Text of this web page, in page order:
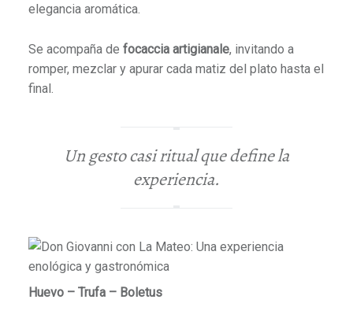
elegancia aromática.
Se acompaña de focaccia artigianale, invitando a
romper, mezclar y apurar cada matiz del plato hasta el
final.
Un gesto casi ritual que define la
experiencia.
Huevo – Trufa – Boletus